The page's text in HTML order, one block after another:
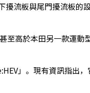
擾流板與尾門擾流板的
至高於本田另一款運動
」。現有資訊指出，